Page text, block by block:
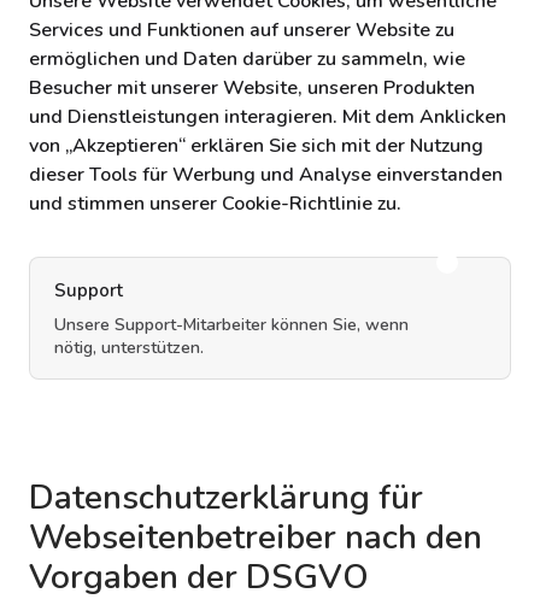
Services und Funktionen auf unserer Website zu
ermöglichen und Daten darüber zu sammeln, wie
Besucher mit unserer Website, unseren Produkten
und Dienstleistungen interagieren. Mit dem Anklicken
von „Akzeptieren“ erklären Sie sich mit der Nutzung
dieser Tools für Werbung und Analyse einverstanden
und stimmen unserer Cookie-Richtlinie zu.
Support
Unsere Support-Mitarbeiter können Sie, wenn
nötig, unterstützen.
Datenschutzerklärung für
Webseitenbetreiber nach den
Vorgaben der DSGVO